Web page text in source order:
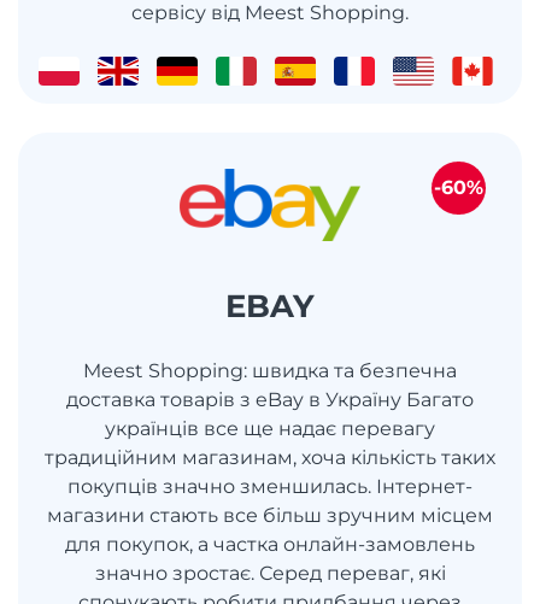
сервісу від Meest Shopping.
EBAY
Meest Shopping: швидка та безпечна
доставка товарів з eBay в Україну Багато
українців все ще надає перевагу
традиційним магазинам, хоча кількість таких
покупців значно зменшилась. Інтернет-
магазини стають все більш зручним місцем
для покупок, а частка онлайн-замовлень
значно зростає. Серед переваг, які
-60%